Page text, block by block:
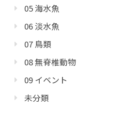
05 海水魚
06 淡水魚
07 鳥類
08 無脊椎動物
09 イベント
未分類